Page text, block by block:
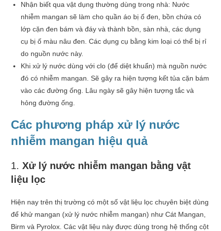
Nhận biết qua vật dụng thường dùng trong nhà: Nước
nhiễm mangan sẽ làm cho quần áo bị ố đen, bồn chứa có
lớp cặn đen bám và đáy và thành bồn, sàn nhà, các dụng
cụ bị ố màu nâu đen. Các dụng cụ bằng kim loại có thể bị rỉ
do nguồn nước này.
Khi xử lý nước dùng với clo (để diệt khuẩn) mà nguồn nước
đó có nhiễm mangan. Sẽ gây ra hiện tượng kết tủa cặn bám
vào các đường ống. Lâu ngày sẽ gây hiện tượng tắc và
hỏng đường ống.
Các phương pháp xử lý nước
nhiễm mangan hiệu quả
1.Xử lý nước nhiễm mangan bằng vật
liệu lọc
Hiện nay trên thị trường có một số vật liệu lọc chuyên biệt dùng
để khử mangan (xử lý nước nhiễm mangan) như Cát Mangan,
Birm và Pyrolox. Các vật liệu này được dùng trong hệ thống cột